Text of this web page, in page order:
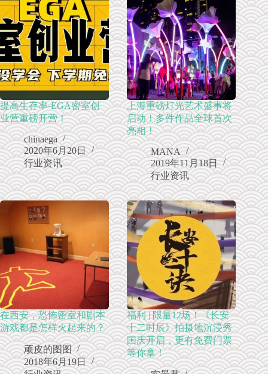
提高生存率-EGA密室创
业营重磅开营！
chinaega
2020年6月20日
行业资讯
上海重磅灯光艺术盛事将
启动！多件作品全球首次
亮相！
MANA
2019年11月18日
行业资讯
在西安，恐怖密室和剧本
游戏都是怎样火起来的？
顽皮的图图
2018年6月19日
福利 | 限量12场！《长安
十二时辰》拍摄地沉浸秀
国庆开启，更有免费门票
等你拿！